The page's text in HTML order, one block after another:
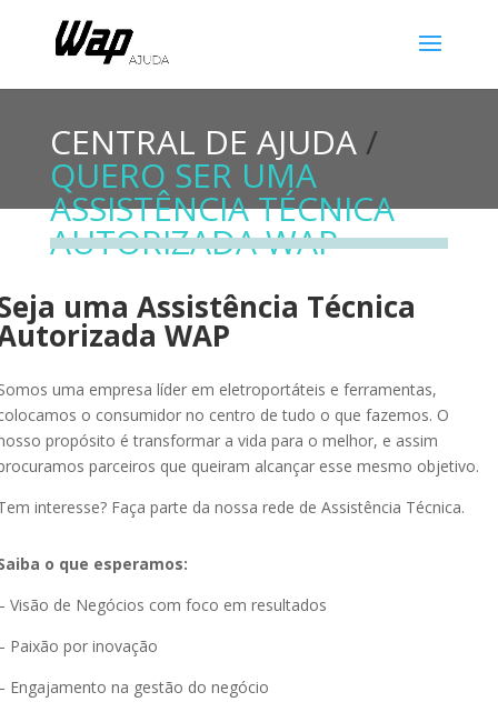
CENTRAL DE AJUDA/
QUERO SER UMA
ASSISTÊNCIA TÉCNICA
AUTORIZADA WAP
uma Assistência Técnica
WAP
uma empresa líder em eletroportáteis e ferramentas,
o consumidor no centro de tudo o que fazemos. O
propósito é transformar a vida para o melhor, e assim
parceiros que queiram alcançar esse mesmo objetivo.
interesse? Faça parte da nossa rede de Assistência Técnica.
o que esperamos:
Visão de Negócios com foco em resultados
Paixão por inovação
Engajamento na gestão do negócio